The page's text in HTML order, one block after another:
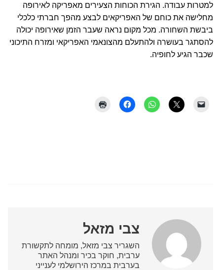
למטרות עבודה. הגירת הכוחות הצעירים מאפריקה לאירופה
מחלישה את כוחם של האפריקאים לבצע מהפך חברתי כלכלי
ביבשת השחורה. מכל מקום נראה שעבר הזמן שאירופה יכולה
להסתגר בעושרה ולהתעלם מהצונאמי האפריקאי ומזרח התיכוני
שכבר הגיע לחופיה.
צבי מזאל
השגריר צבי מזאל, מומחה לתקשורת
ערבית, חוקר בכיר ומנהל האתר
בערבית במרכז הירושלמי לענייני